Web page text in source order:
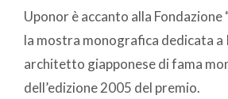
Uponor è accanto alla Fondazione
la mostra monografica dedicata a
architetto giapponese di fama
dell’edizione 2005 del premio.